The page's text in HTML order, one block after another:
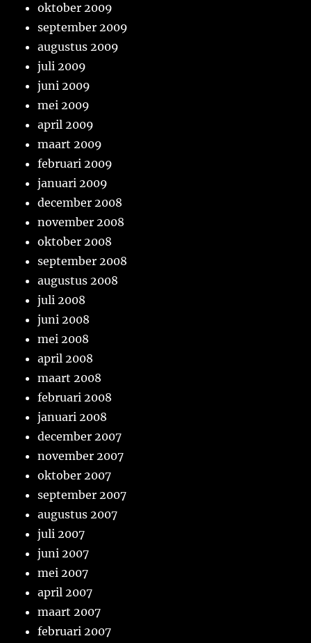
oktober 2009
september 2009
augustus 2009
juli 2009
juni 2009
mei 2009
april 2009
maart 2009
februari 2009
januari 2009
december 2008
november 2008
oktober 2008
september 2008
augustus 2008
juli 2008
juni 2008
mei 2008
april 2008
maart 2008
februari 2008
januari 2008
december 2007
november 2007
oktober 2007
september 2007
augustus 2007
juli 2007
juni 2007
mei 2007
april 2007
maart 2007
februari 2007